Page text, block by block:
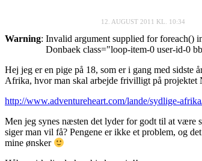
12. AUGUST 2011 KL. 10:34
Warning: Invalid argument supplied for foreach()
class="loop-item-0 user-id-0
Donbaek
Hej jeg er en pige på 18, som er i gang med
Afrika, hvor man skal arbejde frivilligt på projektet
http://www.adventureheart.com/lande/sydlige-
Men jeg synes næsten det lyder for godt til at være
siger man vil få? Pengene er ikke et problem, og
mine ønsker